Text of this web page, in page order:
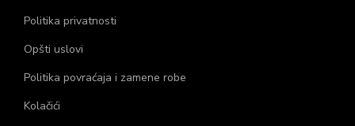
Politika privatnosti
Opšti uslovi
Politika povraćaja i zamene robe
Kolačići